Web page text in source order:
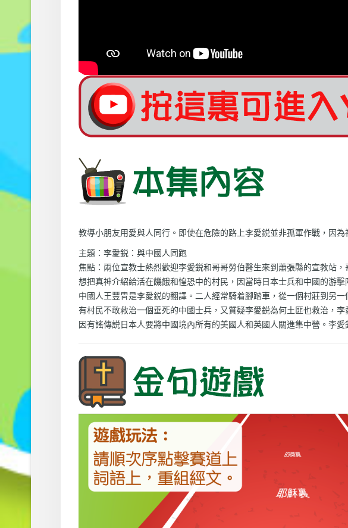
教導小朋友用愛與人同行。即使在危險的路上李愛鋭並非孤軍作戰，因
主題：李愛鋭：與中國人同跑
焦點：兩位宣教士熱烈歡迎李愛鋭和哥哥勞伯醫生來到蕭張縣的宣教站
想把真神介紹給活在饑餓和惶恐中的村民，因當時日本士兵和中國的游擊
中國人王豐冑是李愛鋭的翻譯。二人經常騎着腳踏車，從一個村莊到另
有村民不敢救治一個垂死的中國士兵，又質疑李愛鋭為何土匪也救治，
因有謠傳説日本人要將中國境內所有的美國人和英國人關進集中營。李